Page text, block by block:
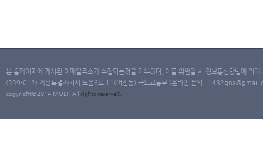
본 홈페이지에 게시된 이메일주소가 수집되는것을 거부하며, 이를 위반할 시 정보통신망법에 의
(339-012) 세종특별자치시 도움6로 11(어진동) 국토교통부 (온라인 문의 :
copyright@2014 MOLIT All rights reserved.